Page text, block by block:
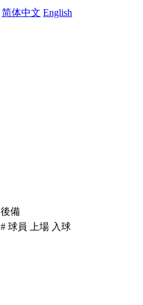
简体中文 English
後備
# 球員 上場 入球